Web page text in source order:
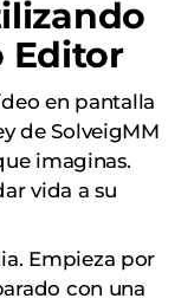
Editor
en pantalla
de SolveigMM
imaginas.
vida a su
Empieza por
con una